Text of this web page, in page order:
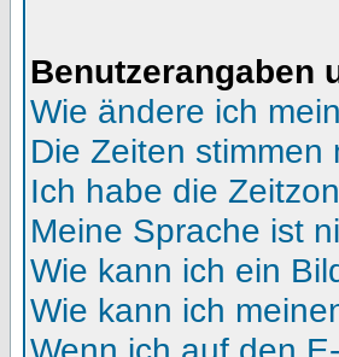
Benutzerangaben
Wie ändere ich
Die Zeiten stimmen
Ich habe die
Meine Sprache ist
Wie kann ich ein
Wie kann ich